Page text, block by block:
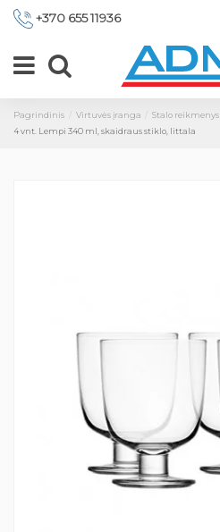
+370 655 11936
Pagrindinis Virtuvės įranga Stalo reikmenys
4 vnt. Lempi 340 ml, skaidraus stiklo, Iittala